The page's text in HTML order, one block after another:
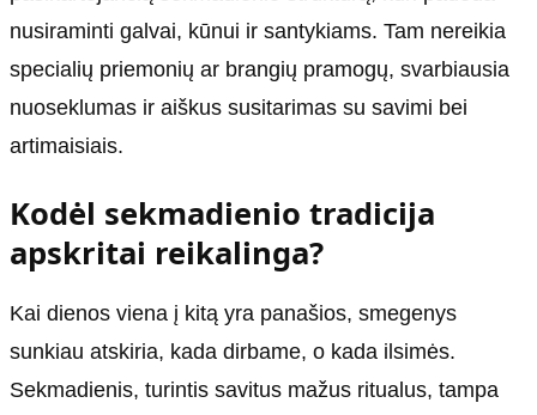
nusiraminti galvai, kūnui ir santykiams. Tam nereikia
specialių priemonių ar brangių pramogų, svarbiausia
nuoseklumas ir aiškus susitarimas su savimi bei
artimaisiais.
Kodėl sekmadienio tradicija
apskritai reikalinga?
Kai dienos viena į kitą yra panašios, smegenys
sunkiau atskiria, kada dirbame, o kada ilsimės.
Sekmadienis, turintis savitus mažus ritualus, tampa